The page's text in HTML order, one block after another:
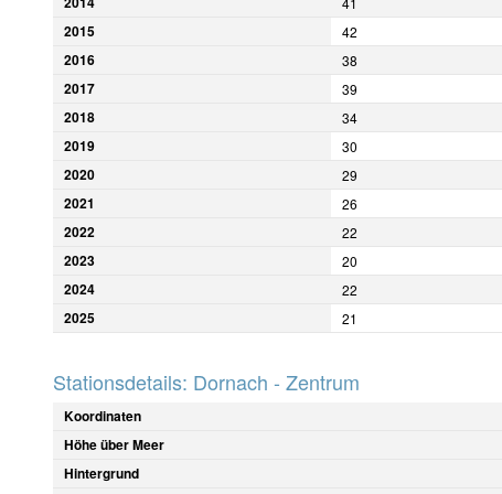
2015 42
2016 38
2017 39
2018 34
2019 30
2020 29
2021 26
2022 22
2023 20
2024 22
2025 21
Stationsdetails: Dornach - Zentrum
Koordinaten
Höhe über Meer
Hintergrund